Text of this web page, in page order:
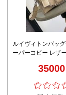
ルイヴィトンバッ
ーパーコピー レザ
35000